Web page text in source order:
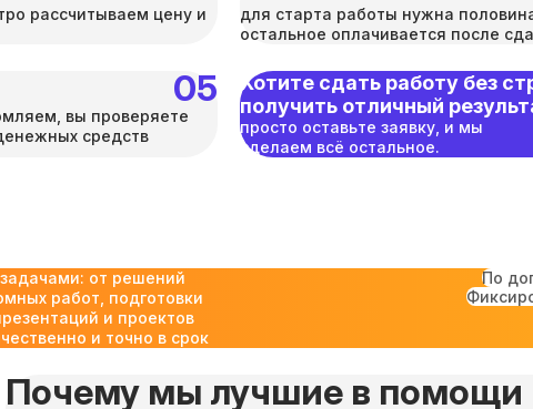
рассчитываем цену и
для старта работы нужна
остальное оплачивается после
вы проверяете
средств
Хотите сдать работу без
получить отличный
просто оставьте заявку, и мы
сделаем всё остальное.
от решений
работ, подготовки
и проектов
и точно в срок
По
Почему мы лучшие в помощи